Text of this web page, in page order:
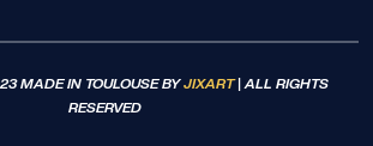
MADE IN TOULOUSE BYJIXART| ALL RIGHTS
RESERVED